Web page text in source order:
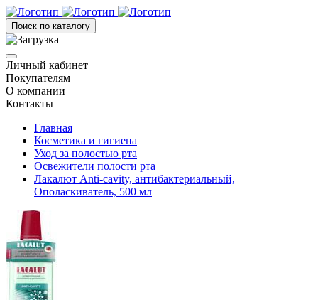
Поиск по каталогу
Личный кабинет
Покупателям
О компании
Контакты
Главная
Косметика и гигиена
Уход за полостью рта
Освежители полости рта
Лакалют Anti-cavity, антибактериальный,
Ополаскиватель, 500 мл